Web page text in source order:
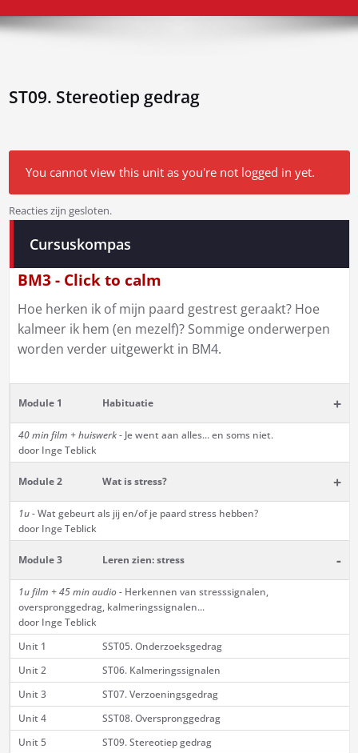
ST09. Stereotiep gedrag
You cannot view this unit as you're not logged in yet.
Bericht
navigatie
Reacties zijn gesloten.
Cursuskompas
BM3 - Click to calm
Hoe herken ik of mijn paard gestrest geraakt? Hoe
kalmeer ik hem (en mezelf)? Sommige onderwerpen
worden verder uitgewerkt in BM4.
Module 1 Habituatie +
40 min film + huiswerk- Je went aan alles... en soms niet.
door Inge Teblick
Module 2 Wat is stress? +
1u -Wat gebeurt als jij en/of je paard stress hebben?
door Inge Teblick
Module 3 Leren zien: stress -
1u film + 45 min audio -Herkennen van stresssignalen,
overspronggedrag, kalmeringssignalen...
door Inge Teblick
Unit 1
SST05. Onderzoeksgedrag
Unit 2
ST06. Kalmeringssignalen
Unit 3
ST07. Verzoeningsgedrag
Unit 4
SST08. Overspronggedrag
Unit 5
ST09. Stereotiep gedrag